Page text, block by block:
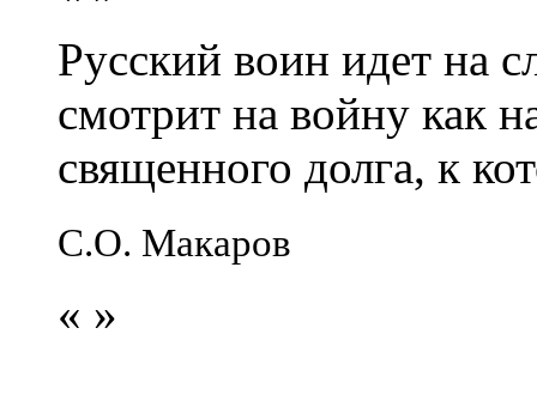
Русский воин идет на
смотрит на войну как
священного долга, к
С.О. Макаров
« »